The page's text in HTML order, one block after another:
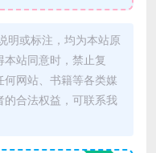
明或标注，均为本站原
站同意时，禁止复
网站、书籍等各类媒
合法权益，可联系我